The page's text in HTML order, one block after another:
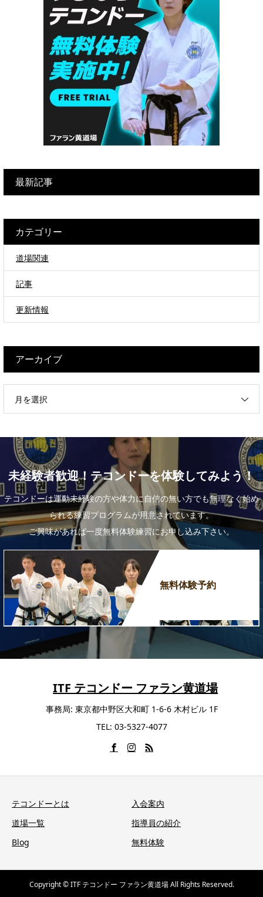
最新記事
カテゴリー
道場関連
記事
更新情報
アーカイブ
月を選択
未経験者歓迎！テコンドーを体験してみよう！
テコンドーは運動未経験の方や体力に自信の無い方でも無理なく始め
られる練習プログラムが用意されています。
ご興味があれば一度無料体験練習にお申し込み下さい。
無料体験予約
ITF テコンドー ファラン黄道場
事務局: 東京都中野区大和町 1-6-6 木村ビル 1F
TEL: 03-5327-4077
テコンドーとは
入会案内
道場一覧
指導員の紹介
Blog
無料体験
Copyright © ITF テコンドー ファラン黄道場 All Rights Reserved.